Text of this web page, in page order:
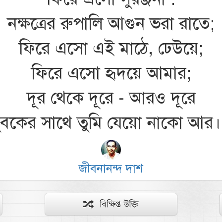
নক্ষত্রের রুপালি আগুন ভরা রাতে;
ফিরে এসো এই মাঠে, ঢেউয়ে;
ফিরে এসো হৃদয়ে আমার;
দূর থেকে দূরে - আরও দূরে
সাথে তুমি যেয়ো নাকো আর।
জীবনানন্দ দাশ
বিক্ষিপ্ত উক্তি